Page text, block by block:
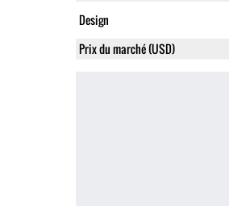
Design
Prix du marché (USD)